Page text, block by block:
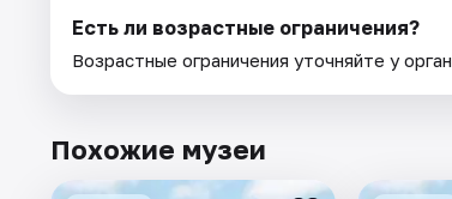
Есть ли возрастные ограничения?
Возрастные ограничения уточняйте у
Похожие музеи